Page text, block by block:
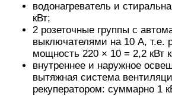
водонагреватель и
кВт;
2 розеточные группы с
выключателями на 10 А, т.е.
мощность 220 × 10 = 2,2 кВт
внутреннее и наружное
вытяжная система
рекуператором: суммарно 1